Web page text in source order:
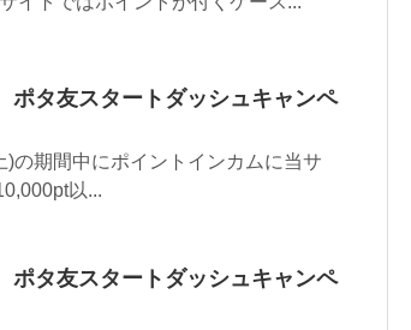
タ友スタートダッシュキャンペ
の期間中にポイントインカムに当サ
以...
タ友スタートダッシュキャンペ